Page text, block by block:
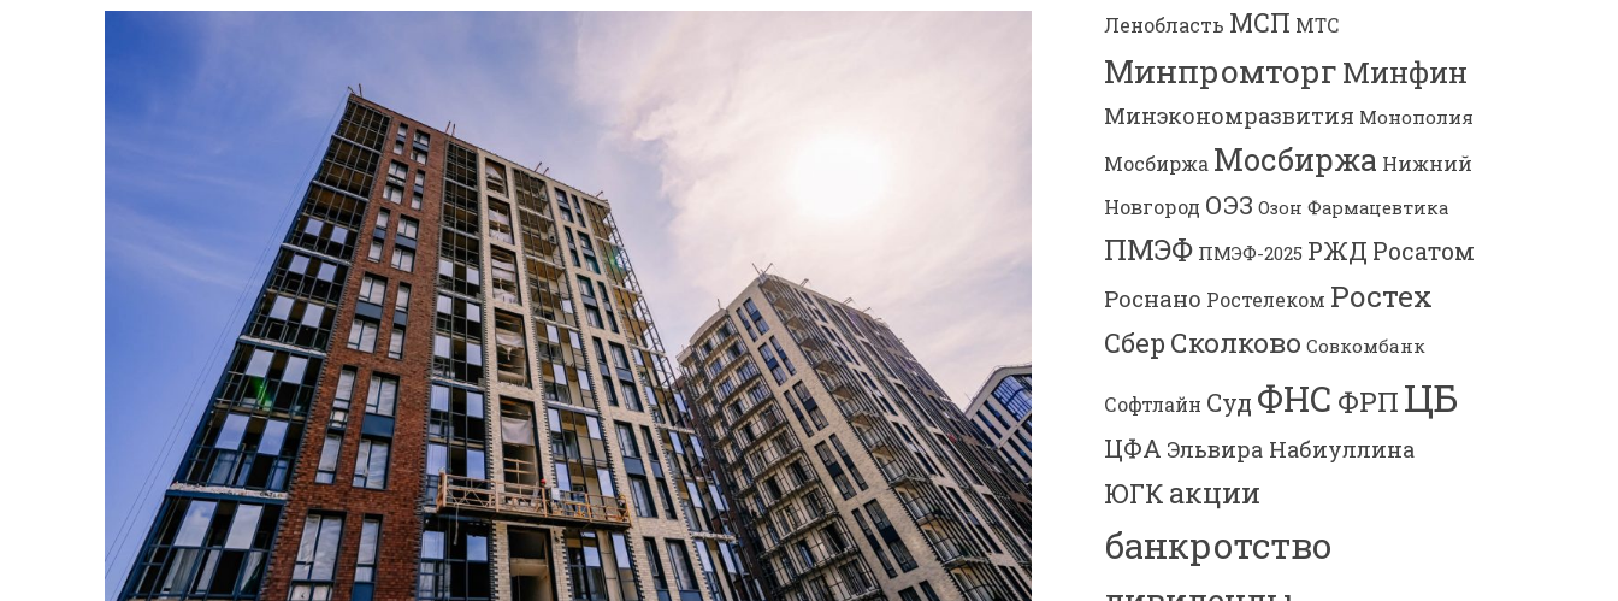
Ленобласть МСП МТС
МинпромторгМинфин
Минэкономразвития Монополия
Мосбиржа Мосбиржа Нижний
Новгород ОЭЗ Озон Фармацевтика
ПМЭФ ПМЭФ-2025 РЖД Росатом
Роснано Ростелеком Ростех
Сбер Сколково Совкомбанк
Софтлайн Суд ФНС ФРП ЦБ
ЦФА Эльвира Набиуллина
ЮГК акции
банкротство